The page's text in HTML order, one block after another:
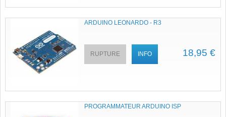
ARDUINO LEONARDO - R3
18,95 €
RUPTURE INFO
PROGRAMMATEUR ARDUINO ISP